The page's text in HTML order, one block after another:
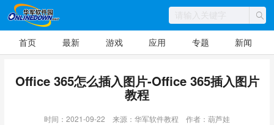
首页 最新 游戏 应用 专题 新闻
Office 365怎么插入图片-Office 365插入图片
教程
时间：2021-09-22 来源：华军软件教程 作者：葫芦娃